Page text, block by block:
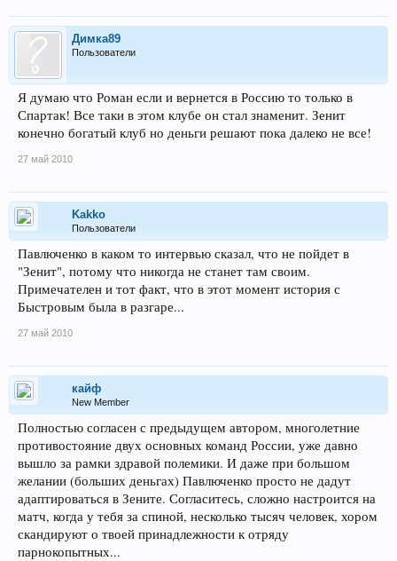
Димка89
Пользователи
Я думаю что Роман если и вернется в Россию то только в
Спартак! Все таки в этом клубе он стал знаменит. Зенит
конечно богатый клуб но деньги решают пока далеко не все!
27 май 2010
Kakko
Пользователи
Павлюченко в каком то интервью сказал, что не пойдет в
"Зенит", потому что никогда не станет там своим.
Примечателен и тот факт, что в этот момент история с
Быстровым была в разгаре...
27 май 2010
кайф
New Member
Полностью согласен с предыдущем автором, многолетние
противостояние двух основных команд России, уже давно
вышло за рамки здравой полемики. И даже при большом
желании (больших деньгах) Павлюченко просто не дадут
адаптироваться в Зените. Согласитесь, сложно настроится на
матч, когда у тебя за спиной, несколько тысяч человек, хором
скандируют о твоей принадлежности к отряду
парнокопытных...